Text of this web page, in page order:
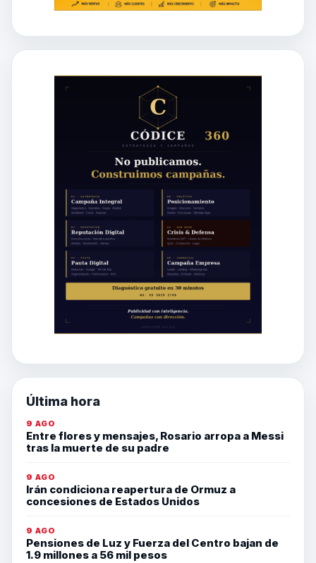
Última hora
9 AGO
Entre flores y mensajes, Rosario arropa a Messi
tras la muerte de su padre
9 AGO
Irán condiciona reapertura de Ormuz a
concesiones de Estados Unidos
9 AGO
Pensiones de Luz y Fuerza del Centro bajan de
1.9 millones a 56 mil pesos